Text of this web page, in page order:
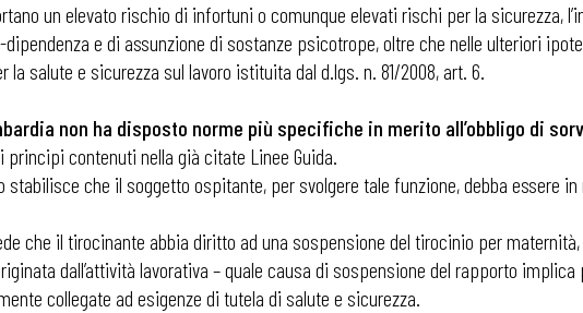
un elevato rischio di infortuni o comunque elevati rischi per la sicurezza,
e di assunzione di sostanze psicotrope, oltre che nelle ulteriori
salute e sicurezza sul lavoro istituita dal d.lgs. n. 81/2008, art. 6.
non ha disposto norme più specifiche in merito all’obbligo di
contenuti nella già citate Linee Guida.
stabilisce che il soggetto ospitante, per svolgere tale funzione, debba essere
che il tirocinante abbia diritto ad una sospensione del tirocinio per
dall’attività lavorativa – quale causa di sospensione del rapporto
collegate ad esigenze di tutela di salute e sicurezza.